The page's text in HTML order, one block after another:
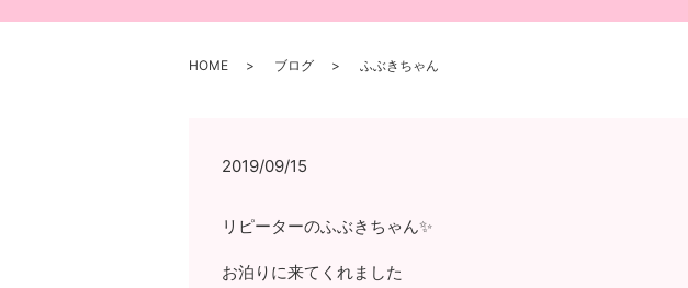
HOME ブログ ふぶきちゃん
2019/09/15
リピーターのふぶきちゃん✨
お泊りに来てくれました